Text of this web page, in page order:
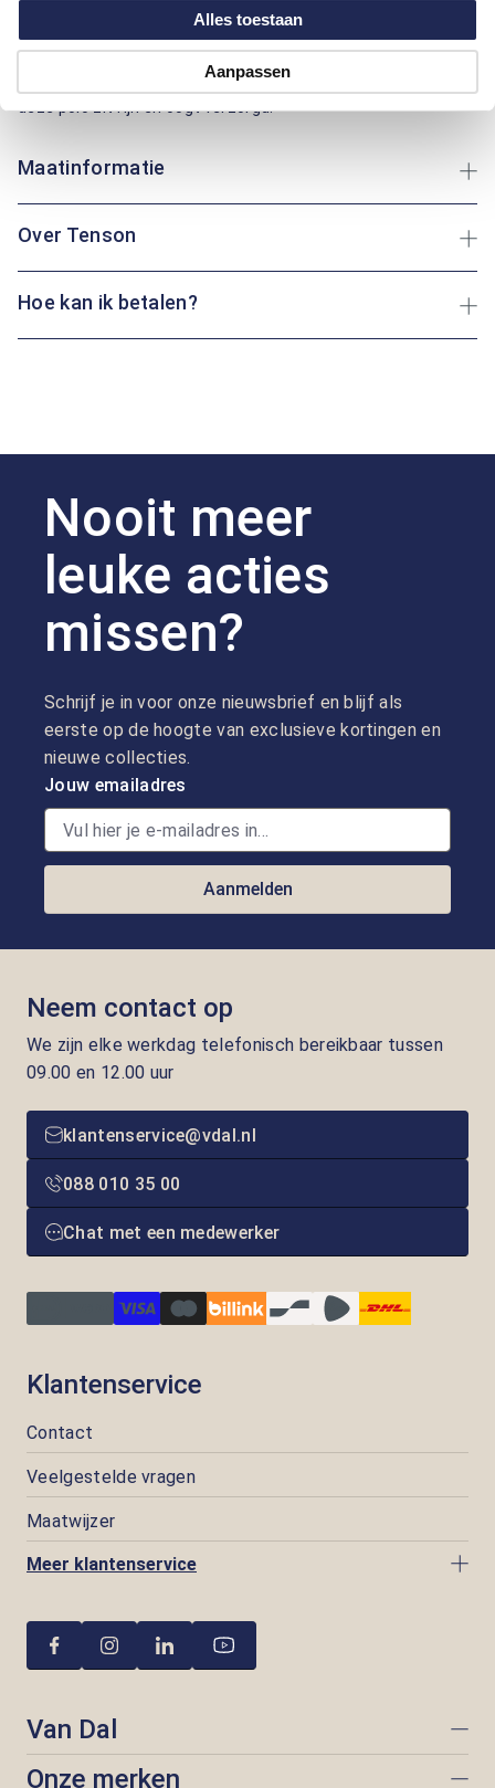
Alles toestaan
Aanpassen
polyester, wat licht aanvoelt, snel droogt en vormvast blijft,
rondje door het park loopt of een middag op bezoek gaat:
deze polo zit fijn en oogt verzorgd.
Maatinformatie
Over Tenson
Hoe kan ik betalen?
Nooit meer
leuke acties
missen?
Schrijf je in voor onze nieuwsbrief en blijf als
eerste op de hoogte van exclusieve kortingen en
nieuwe collecties.
Jouw emailadres
Aanmelden
Neem contact op
We zijn elke werkdag telefonisch bereikbaar tussen
09.00 en 12.00 uur
klantenservice@vdal.nl
088 010 35 00
Chat met een medewerker
Klantenservice
Contact
Veelgestelde vragen
Maatwijzer
Meer klantenservice
Van Dal
Onze merken